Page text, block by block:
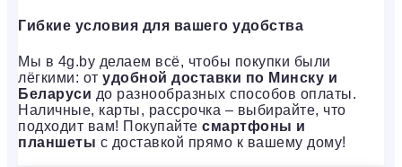
Гибкие условия для вашего удобства
Мы в 4g.by делаем всё, чтобы покупки были
лёгкими: от удобной доставки по Минску и
Беларуси до разнообразных способов оплаты.
Наличные, карты, рассрочка – выбирайте, что
подходит вам! Покупайте смартфоны и
планшеты с доставкой прямо к вашему дому!